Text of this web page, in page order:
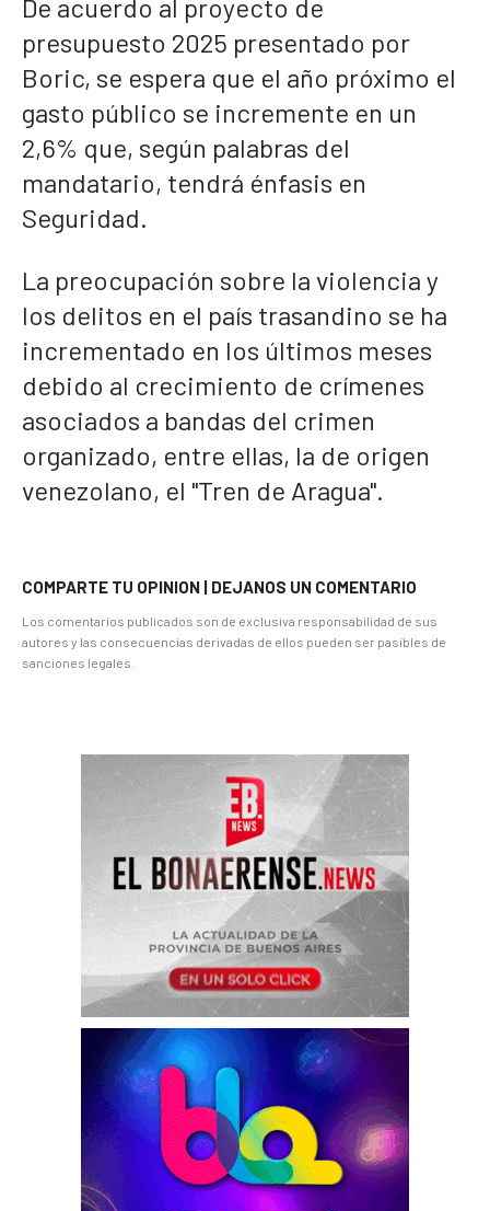
De acuerdo al proyecto de
presupuesto 2025 presentado por
Boric, se espera que el año próximo el
gasto público se incremente en un
2,6% que, según palabras del
mandatario, tendrá énfasis en
Seguridad.
La preocupación sobre la violencia y
los delitos en el país trasandino se ha
incrementado en los últimos meses
debido al crecimiento de crímenes
asociados a bandas del crimen
organizado, entre ellas, la de origen
venezolano, el "Tren de Aragua".
COMPARTE TU OPINION | DEJANOS UN COMENTARIO
Los comentarios publicados son de exclusiva responsabilidad de sus
autores y las consecuencias derivadas de ellos pueden ser pasibles de
sanciones legales.